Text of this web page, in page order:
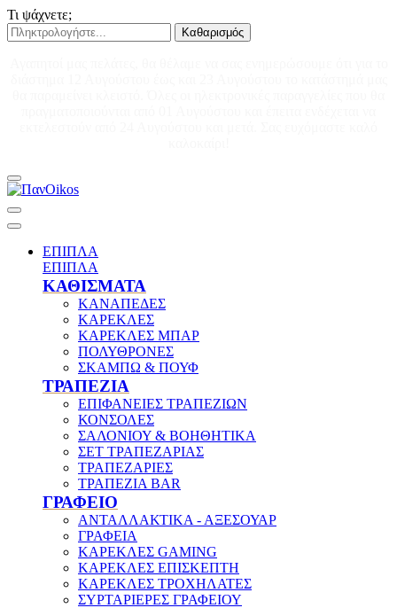
Τι ψάχνετε;
Καθαρισμός
ΕΠΙΠΛΑ
ΕΠΙΠΛΑ
ΚΑΘΙΣΜΑΤΑ
ΚΑΝΑΠΕΔΕΣ
ΚΑΡΕΚΛΕΣ
ΚΑΡΕΚΛΕΣ ΜΠΑΡ
ΠΟΛΥΘΡΟΝΕΣ
ΣΚΑΜΠΩ & ΠΟΥΦ
ΤΡΑΠΕΖΙΑ
ΕΠΙΦΑΝΕΙΕΣ ΤΡΑΠΕΖΙΩΝ
ΚΟΝΣΟΛΕΣ
ΣΑΛΟΝΙΟΥ & ΒΟΗΘΗΤΙΚΑ
ΣΕΤ ΤΡΑΠΕΖΑΡΙΑΣ
ΤΡΑΠΕΖΑΡΙΕΣ
ΤΡΑΠΕΖΙΑ BAR
ΓΡΑΦΕΙΟ
ΑΝΤΑΛΛΑΚΤΙΚΑ - ΑΞΕΣΟΥΑΡ
ΓΡΑΦΕΙΑ
ΚΑΡΕΚΛΕΣ GAMING
ΚΑΡΕΚΛΕΣ ΕΠΙΣΚΕΠΤΗ
ΚΑΡΕΚΛΕΣ ΤΡΟΧΗΛΑΤΕΣ
ΣΥΡΤΑΡΙΕΡΕΣ ΓΡΑΦΕΙΟΥ